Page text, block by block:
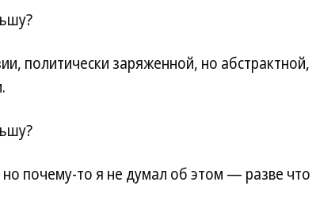
политически заряженной, но абстрактной,
почему-то я не думал об этом — разве что